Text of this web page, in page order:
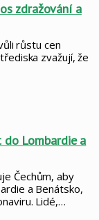
zdražování a
růstu cen
zvažují, že
Lombardie a
Čechům, aby
a Benátsko,
Lidé,…